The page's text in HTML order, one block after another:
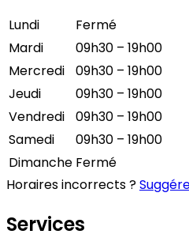
Lundi
Fermé
Mardi
09h30 – 19h00
Mercredi
09h30 – 19h00
Jeudi
09h30 – 19h00
Vendredi
09h30 – 19h00
Samedi
09h30 – 19h00
Dimanche Fermé
Horaires incorrects ?
Services